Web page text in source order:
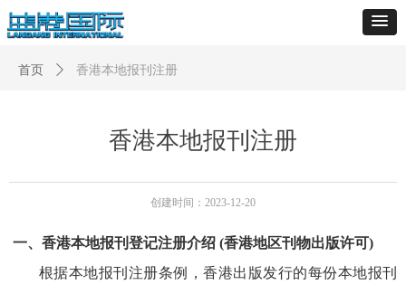
香港本地报刊注册
一、香港本地报刊登记注册介绍 (香港地区刊物出版许可)
根据本地报刊注册条例，香港出版发行的每份本地报刊
创建时间： 2023-12-20
首页 ꄲ 香港本地报刊注册